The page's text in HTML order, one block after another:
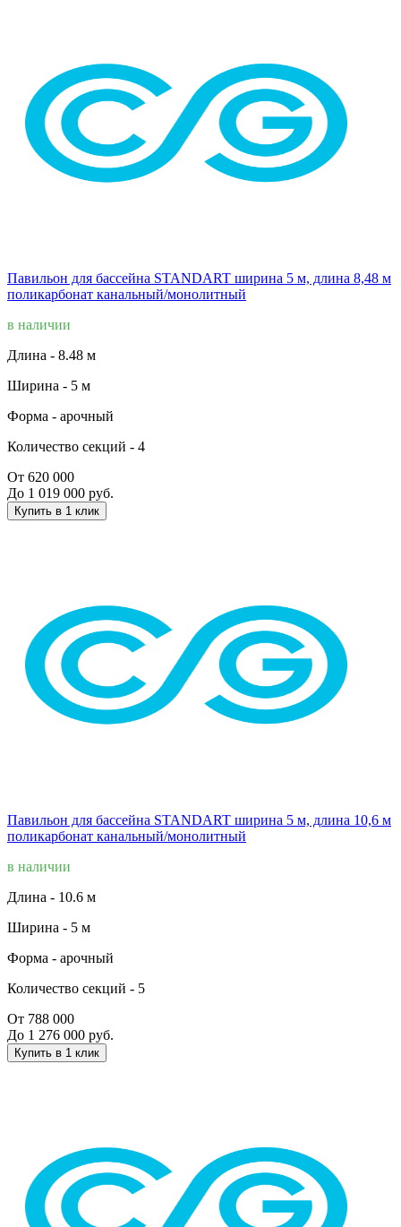
Павильон для бассейна STANDART ширина 5 м, длина 8,48 м
поликарбонат канальный/монолитный
в наличии
Длина - 8.48 м
Ширина - 5 м
Форма - арочный
Количество секций - 4
От 620 000
До 1 019 000 руб.
Купить в 1 клик
Павильон для бассейна STANDART ширина 5 м, длина 10,6 м
поликарбонат канальный/монолитный
в наличии
Длина - 10.6 м
Ширина - 5 м
Форма - арочный
Количество секций - 5
От 788 000
До 1 276 000 руб.
Купить в 1 клик